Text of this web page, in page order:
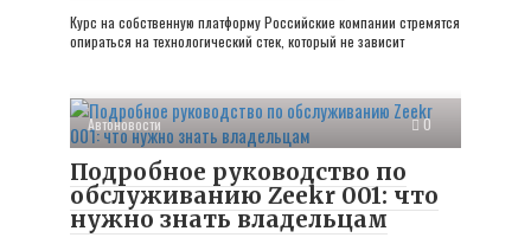
Курс на собственную платформу Российские компании стремятся
опираться на технологический стек, который не зависит
Автоновости 0
Подробное руководство по
обслуживанию Zeekr 001: что
нужно знать владельцам